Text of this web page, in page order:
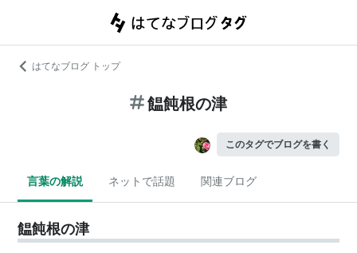
はてなブログ トップ
饂飩根の津
このタグでブログを書く
言葉の解説 ネットで話題 関連ブログ
饂飩根の津